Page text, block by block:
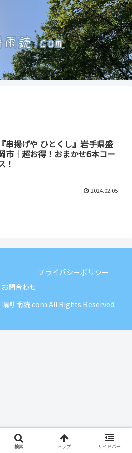
『串揚げや ひとくし』岩手県盛
市｜超お得！おまかせ6本コー
！
2024.02.05
プライバシーポリシー
お問合わせ
耕雨読.com All Rights Reserved.
検索 トップ サイドバー